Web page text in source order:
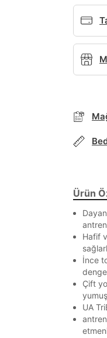
Ürün
Hafif
İnce
Çift
UA
Zaten hesabın var mı? Giriş yap